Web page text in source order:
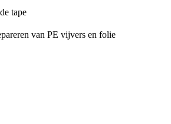
tape
van PE vijvers en folie